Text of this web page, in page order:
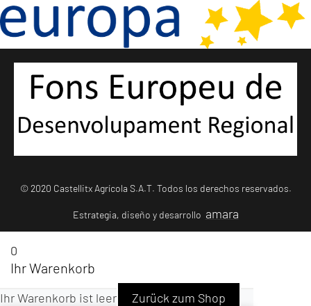
© 2020 Castellitx Agrícola S.A.T. Todos los derechos reservados.
Estrategia, diseño y desarrollo amara
0
Ihr Warenkorb
Ihr Warenkorb ist leer Zurück zum Shop